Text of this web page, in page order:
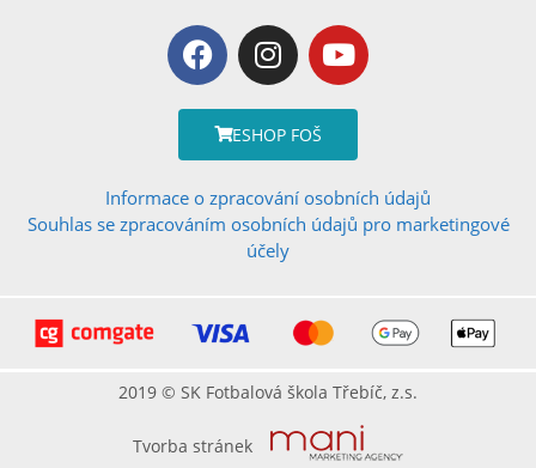
ESHOP FOŠ
Informace o zpracování osobních údajů
Souhlas se zpracováním osobních údajů pro marketingové
účely
Tvorba stránek
2019 © SK Fotbalová škola Třebíč, z.s.